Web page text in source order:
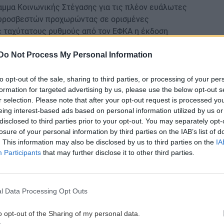
Do Not Process My Personal Information
opt-out of the sale, sharing to third parties, or processing of your
for targeted advertising by us, please use the below opt-out
selection. Please note that after your opt-out request is processed
interest-based ads based on personal information utilized by us
to third parties prior to your opt-out. You may separately
of your personal information by third parties on the IAB’s list of
This information may also be disclosed by us to third parties on the
Participants that may further disclose it to other third parties.
Data Processing Opt Outs
opt-out of the Sharing of my personal data.
Κοινωνικής Στέγασης για τις πλέον ευάλωτες
προχωρώντας σε ορισμένες
ταχύτατους ρυθμούς από τον ΕΦΚΑ η έκδοση
ξεχωριστή αναφορά σε ένα «πολύ σημαντικό
προ ημερών στη Βουλή και συνιστά -χωρίς
στην Ελλάδα».
τέλη κυκλοφορίας για τα παλιά αυτοκίνητα άνω
μας.
ομογένεια. «Η αξιοποίηση της ελληνικής
βραχίονα της μητέρας-πατρίδας αποτελεί
για τον Απόδημο Ελληνισμό που εκπόνησε ο
να 'χαλυβδώσει' τους δεσμούς της ομογένειας
πολλών προτάσεων που κατέθεσαν
κόσμο», γράφει ο πρωθυπουργός.